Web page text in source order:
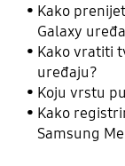
Kako
Galaxy
Kako vratiti
uređaju?
Koju vrstu
Kako
Samsung